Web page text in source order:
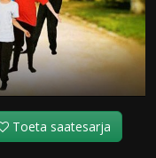
Toeta saatesarja